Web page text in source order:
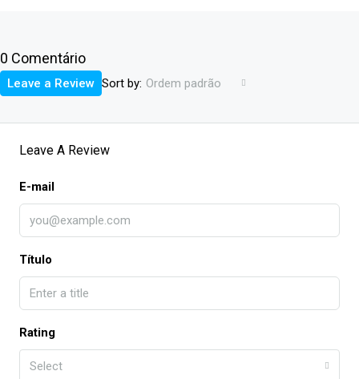
0 Comentário
Sort by: Ordem padrão
Leave a Review
Leave A Review
E-mail
Título
Rating
Select